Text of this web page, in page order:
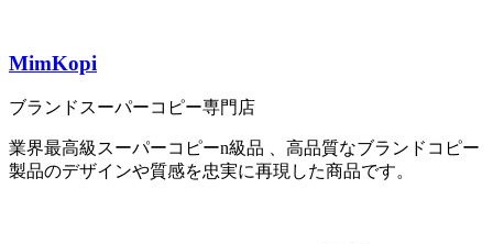
MimKopi
ブランドスーパーコピー専門店
業界最高級スーパーコピーn級品 、高品質なブランドコピー
製品のデザインや質感を忠実に再現した商品です。